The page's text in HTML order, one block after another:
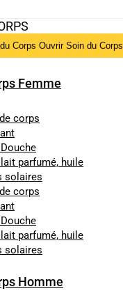
Corps Ouvrir Soin du Corps
Femme
corps
parfumé, huile
solaires
corps
parfumé, huile
solaires
Homme